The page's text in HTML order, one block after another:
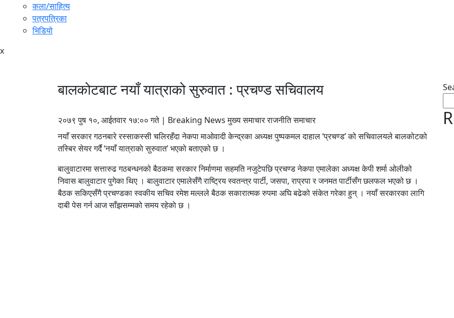
कला/साहित्य
पत्रपत्रिका
भिडियो
x
बालकोटबाट नयाँ यात्राको सुरुवात : प्रचण्ड सचिवालय
२०७९ पुष १०, आईतवार १७:०० गते | Breaking News मुख्य समाचार राजनीति समाचार
नयाँ सरकार गठनबारे रस्साकस्सी चलिरहँदा नेकपा माओवादी केन्द्रका अध्यक्ष पुष्पकमल दाहाल ‘प्रचण्ड’ को सचिवालयले बालकोटको
तस्बिर सेयर गर्दै ‘नयाँ यात्राकाे सुरुवात’ भएको बताएको छ ।
बालुवाटारमा सत्तारुढ गठबन्धनको बैठकमा सरकार निर्माणमा सहमति नजुटेपछि प्रचण्ड नेकपा एमालेका अध्यक्ष केपी शर्मा ओलीको
निवास बालुवाटार पुगेका थिए । बालुवाटार एमालेसँगै राष्ट्रिय स्वतन्त्र पार्टी, जसपा, राप्रपा र जनमत पार्टीसँग छलफल भएको छ ।
बैठक सकिएसँगै प्रचण्डका स्वकीय सचिव रमेश मल्लले बैठक सकारात्मक रुपमा अघि बढेको संकेत गरेका हुन् । नयाँ सरकारका लागि
दाबी पेस गर्न आज साँझसम्मको समय रहेकाे छ ।